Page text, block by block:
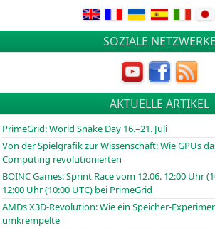
SOZIALE NETZWERKE
AKTUELLE ARTIKEL
PrimeGrid: World Snake Day 16.–21. Juli
Von der Spielgrafik zur Wissenschaft: Wie GPUs
Computing revolutionierten
BOINCGames: Sprint Race vom 12.06. 12:00 Uhr
12:00 Uhr (10:00 UTC) bei PrimeGrid
AMDs X3D-Revolution: Wie ein Speicher-
umkrempelte